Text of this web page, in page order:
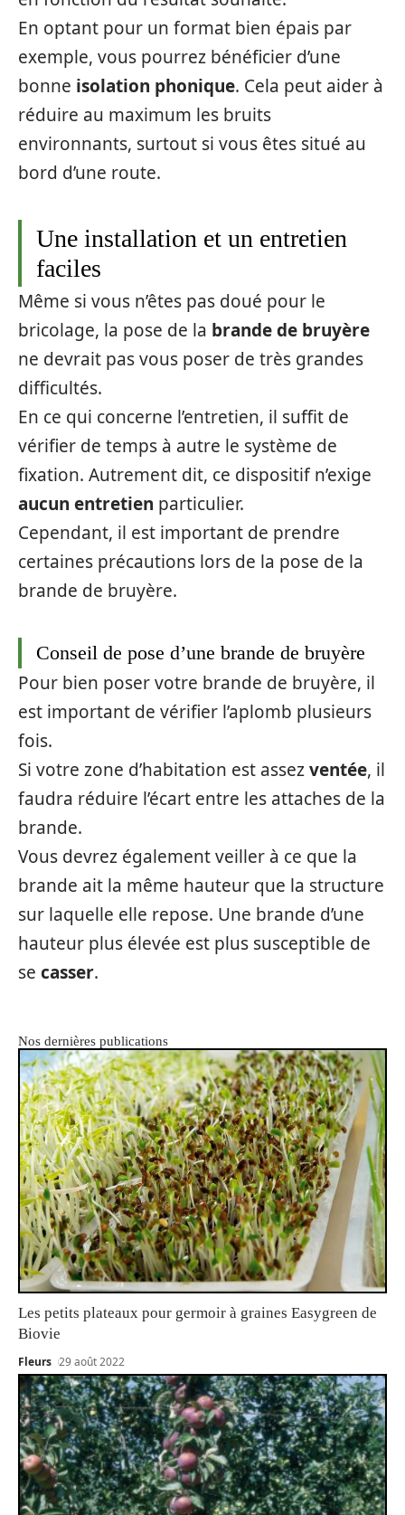
En optant pour un format bien épais par
exemple, vous pourrez bénéficier d’une
bonne isolation phonique. Cela peut aider à
réduire au maximum les bruits
environnants, surtout si vous êtes situé au
bord d’une route.
Une installation et un entretien
faciles
Même si vous n’êtes pas doué pour le
bricolage, la pose de la brande de bruyère
ne devrait pas vous poser de très grandes
difficultés.
En ce qui concerne l’entretien, il suffit de
vérifier de temps à autre le système de
fixation. Autrement dit, ce dispositif n’exige
aucun entretien particulier.
Cependant, il est important de prendre
certaines précautions lors de la pose de la
brande de bruyère.
Conseil de pose d’une brande de bruyère
Pour bien poser votre brande de bruyère, il
est important de vérifier l’aplomb plusieurs
fois.
Si votre zone d’habitation est assezventée, il
faudra réduire l’écart entre les attaches de la
brande.
Vous devrez également veiller à ce que la
brande ait la même hauteur que la structure
sur laquelle elle repose. Une brande d’une
hauteur plus élevée est plus susceptible de
se casser.
Nos dernières publications
Les petits plateaux pour germoir à graines Easygreen de
Biovie
Fleurs 29 août 2022